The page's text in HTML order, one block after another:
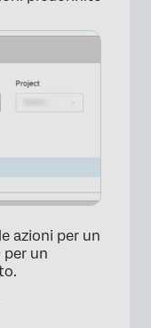
×
azioni per un
un